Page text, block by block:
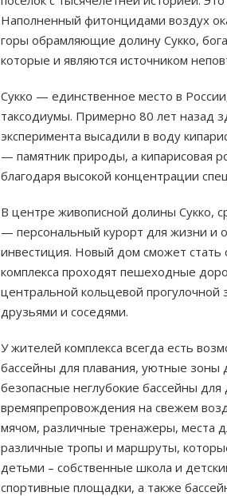
Наполненный фитонцидами воздух
горы обрамляющие долину Сукко,
которые и являются источником
Сукко — единственное место в
таксодиумы. Примерно 80 лет назад
эксперимента высадили в воду
— памятник природы, а кипарисовая
благодаря высокой концентрации
В центре живописной долины Сукко,
— персональный курорт для жизни и
инвестиция. Новый дом сможет стать
комплекса проходят пешеходные
центральной кольцевой прогулочной
друзьями и соседями.
У жителей комплекса всегда есть
бассейны для плавания, уютные зоны
безопасные неглубокие бассейны
времяпрепровождения на свежем
мячом, различные тренажеры, места
различные тропы и маршруты,
детьми – собственные школа и
спортивные площадки, а также